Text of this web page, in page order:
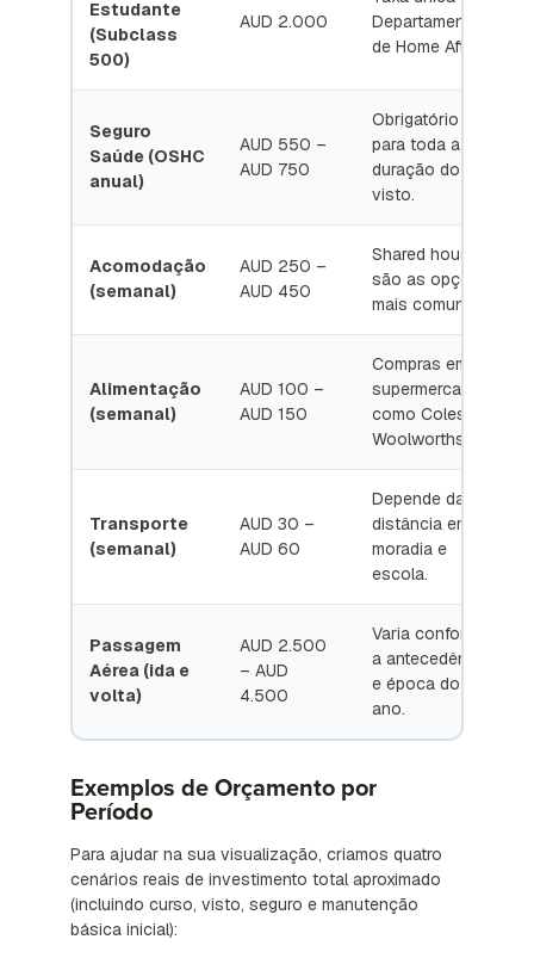
Estudante
(Subclass
500)
AUD 2.000
Departamento
de Home Affairs.
Seguro
Saúde (OSHC
anual)
AUD 550 –
AUD 750
Obrigatório
para toda a
duração do
visto.
Acomodação
(semanal)
AUD 250 –
AUD 450
Shared houses
são as opções
mais comuns.
Alimentação
(semanal)
AUD 100 –
AUD 150
Compras em
supermercados
como Coles e
Woolworths.
Transporte
(semanal)
AUD 30 –
AUD 60
Depende da
distância entre
moradia e
escola.
Passagem
Aérea (ida e
volta)
AUD 2.500
– AUD
4.500
Varia conforme
a antecedência
e época do
ano.
Exemplos de Orçamento por
Período
Para ajudar na sua visualização, criamos quatro
cenários reais de investimento total aproximado
(incluindo curso, visto, seguro e manutenção
básica inicial):